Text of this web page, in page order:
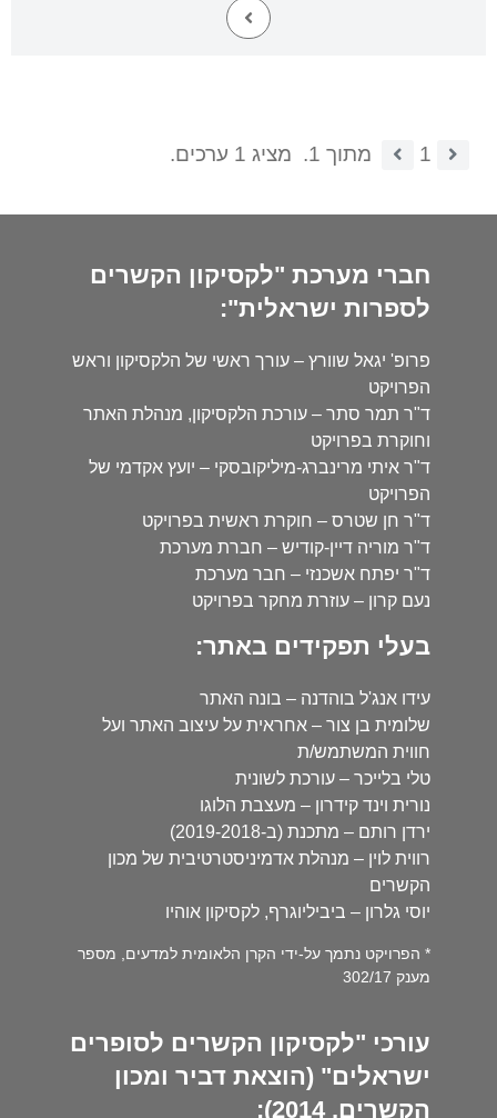
1 מתוך 1. מציג 1 ערכים.
חברי מערכת "לקסיקון הקשרים
לספרות ישראלית":
פרופ' יגאל שוורץ – עורך ראשי של הלקסיקון וראש
הפרויקט
ד"ר תמר סתר – עורכת הלקסיקון, מנהלת האתר
וחוקרת בפרויקט
ד"ר איתי מרינברג-מיליקובסקי – יועץ אקדמי של
הפרויקט
ד"ר חן שטרס – חוקרת ראשית בפרויקט
ד"ר מוריה דיין-קודיש – חברת מערכת
ד"ר יפתח אשכנזי – חבר מערכת
נעם קרון – עוזרת מחקר בפרויקט
בעלי תפקידים באתר:
עידו אנג'ל בוהדנה – בונה האתר
שלומית בן צור – אחראית על עיצוב האתר ועל
חווית המשתמש/ת
טלי בלייכר – עורכת לשונית
נורית וינד קידרון – מעצבת הלוגו
ירדן רותם – מתכנת (ב-2019-2018)
רווית לוין – מנהלת אדמיניסטרטיבית של מכון
הקשרים
יוסי גלרון – ביביליוגרף, לקסיקון אוהיו
* הפרויקט נתמך על-ידי הקרן הלאומית למדעים, מספר
מענק 302/17
עורכי "לקסיקון הקשרים לסופרים
ישראלים" (הוצאת דביר ומכון
הקשרים, 2014):